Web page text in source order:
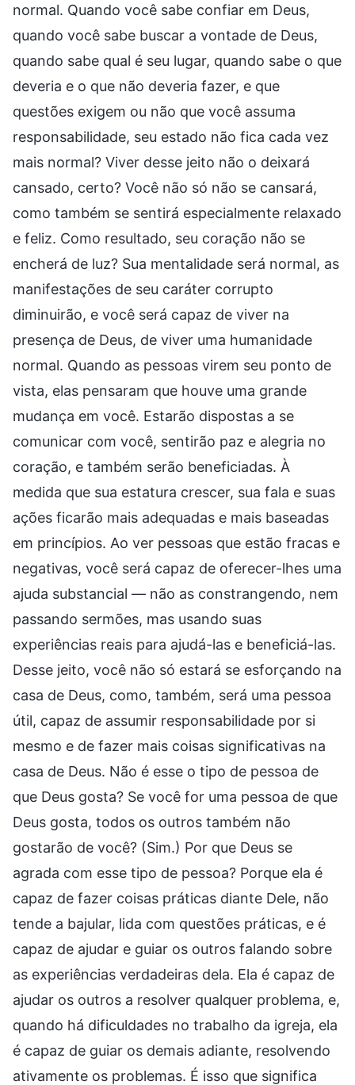
normal. Quando você sabe confiar em Deus,
quando você sabe buscar a vontade de Deus,
quando sabe qual é seu lugar, quando sabe o que
deveria e o que não deveria fazer, e que
questões exigem ou não que você assuma
responsabilidade, seu estado não fica cada vez
mais normal? Viver desse jeito não o deixará
cansado, certo? Você não só não se cansará,
como também se sentirá especialmente relaxado
e feliz. Como resultado, seu coração não se
encherá de luz? Sua mentalidade será normal, as
manifestações de seu caráter corrupto
diminuirão, e você será capaz de viver na
presença de Deus, de viver uma humanidade
normal. Quando as pessoas virem seu ponto de
vista, elas pensaram que houve uma grande
mudança em você. Estarão dispostas a se
comunicar com você, sentirão paz e alegria no
coração, e também serão beneficiadas. À
medida que sua estatura crescer, sua fala e suas
ações ficarão mais adequadas e mais baseadas
em princípios. Ao ver pessoas que estão fracas e
negativas, você será capaz de oferecer-lhes uma
ajuda substancial — não as constrangendo, nem
passando sermões, mas usando suas
experiências reais para ajudá-las e beneficiá-las.
Desse jeito, você não só estará se esforçando na
casa de Deus, como, também, será uma pessoa
útil, capaz de assumir responsabilidade por si
mesmo e de fazer mais coisas significativas na
casa de Deus. Não é esse o tipo de pessoa de
que Deus gosta? Se você for uma pessoa de que
Deus gosta, todos os outros também não
gostarão de você? (Sim.) Por que Deus se
agrada com esse tipo de pessoa? Porque ela é
capaz de fazer coisas práticas diante Dele, não
tende a bajular, lida com questões práticas, e é
capaz de ajudar e guiar os outros falando sobre
as experiências verdadeiras dela. Ela é capaz de
ajudar os outros a resolver qualquer problema, e,
quando há dificuldades no trabalho da igreja, ela
é capaz de guiar os demais adiante, resolvendo
ativamente os problemas. É isso que significa